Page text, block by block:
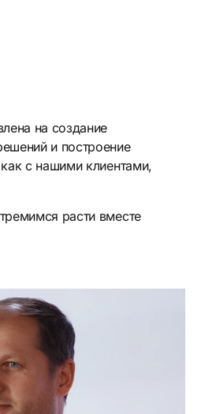
на создание
и построение
с нашими клиентами,
расти вместе